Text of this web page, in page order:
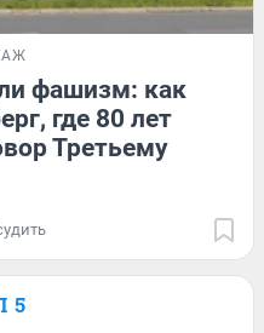
фашизм: как
где 80 лет
Третьему
5